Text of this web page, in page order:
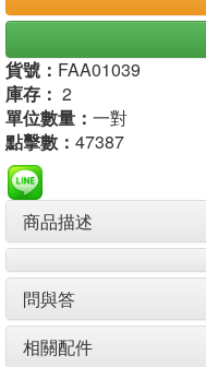
貨號： FAA01039
庫存： 2
單位數量： 一對
點擊數： 47387
商品描述
問與答
相關配件